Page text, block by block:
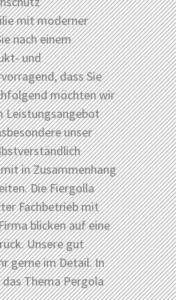
mit moderner
nach einem
und
dass Sie
möchten wir
Leistungsangebot
unser
in Zusammenhang
Die Fiergolla
Fachbetrieb mit
blicken auf eine
Unsere gut
gerne im Detail. In
Thema Pergola